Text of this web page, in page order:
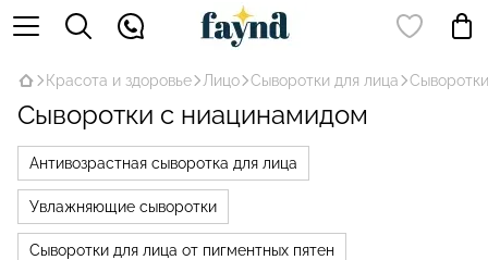
Красота и здоровье Лицо Сыворотки для лица
Сыворотки с ниацинамидом
Антивозрастная сыворотка для лица
Увлажняющие сыворотки
Сыворотки для лица от пигментных пятен